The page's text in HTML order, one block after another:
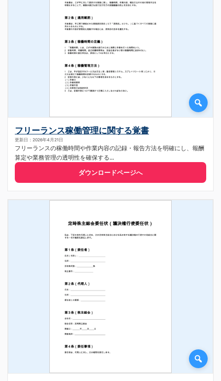
フリーランス稼働管理に関する覚書
更新日：2026年4月21日
フリーランスの稼働時間や作業内容の記録・報告方法を明確にし、報酬
算定や業務管理の透明性を確保する...
ダウンロードページへ